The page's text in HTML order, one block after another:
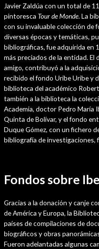
Javier Zaldúa con un total de
pintoresca Tour de Monde. La
con su invaluable colección de
diversas épocas y temáticas,
bibliográficas, fue adquirida en
más preciados de la entidad.
amigo, contribuyó a la
recibido el fondo Uribe Uribe y
biblioteca del académico
también a la biblioteca la
Academia, doctor Pedro María
Quinta de Bolívar, y el fondo
Duque Gómez, con un fichero
bibliografía de investigaciones,
Fondos sobre
Gracias a la donación y canje
de América y Europa, la
países de compilaciones de
biográficos y obras
Fueron adelantadas algunas